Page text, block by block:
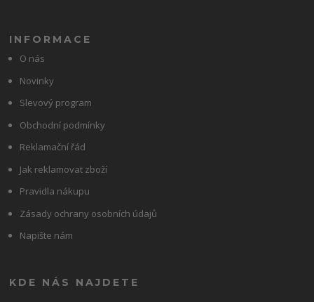
INFORMACE
O nás
Novinky
Slevový program
Obchodní podmínky
Reklamační řád
Jak reklamovat zboží
Pravidla nákupu
Zásady ochrany osobních údajů
Napište nám
KDE NÁS NAJDETE